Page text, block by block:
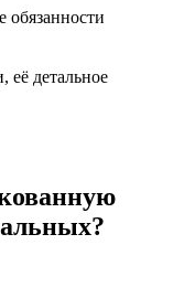
её детальное